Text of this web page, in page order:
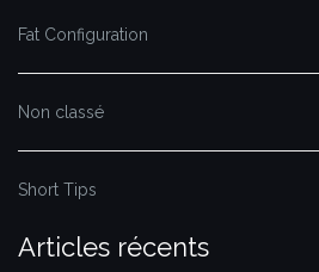
Fat Configuration
Non classé
Short Tips
Articles récents